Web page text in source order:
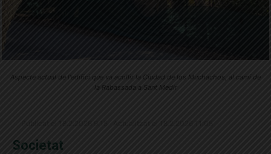
Aspecte actual de l'edifici que va acollir la Ciudad de los Muchachos, al camí de
la Rabassada a Sant Medir
Societat